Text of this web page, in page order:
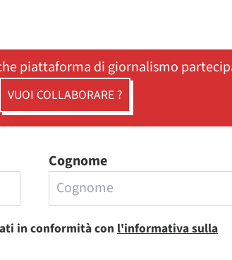
piattaforma di giornalismo
VUOI COLLABORARE ?
Cognome
in conformità con l'informativa sulla